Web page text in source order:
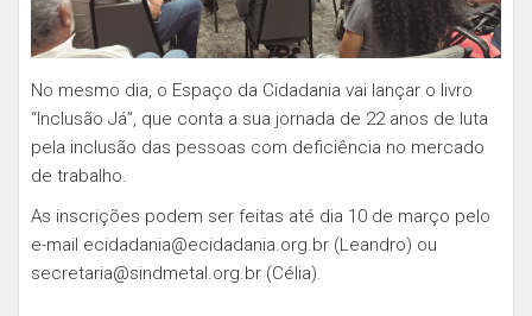
No mesmo dia, o Espaço da Cidadania vai lançar o livro
“Inclusão Já”, que conta a sua jornada de 22 anos de luta
pela inclusão das pessoas com deficiência no mercado
de trabalho.
As inscrições podem ser feitas até dia 10 de março pelo
e-mail ecidadania@ecidadania.org.br (Leandro) ou
secretaria@sindmetal.org.br (Célia).